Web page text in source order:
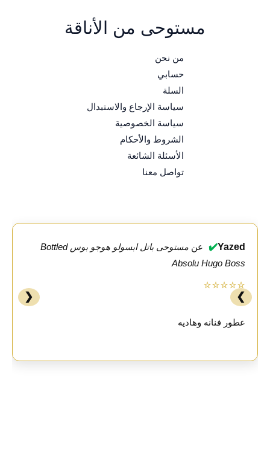
مستوحى من الأناقة
من نحن
حسابي
السلة
سياسة الإرجاع والاستبدال
سياسة الخصوصية
الشروط والأحكام
الأسئلة الشائعة
تواصل معنا
Yazed
✔️ عن
مستوحى باتل ابسولو هوجو بوس Bottled
Absolu Hugo Boss
⭐⭐⭐⭐⭐
عطور فنانه وهاديه
❮ ❯